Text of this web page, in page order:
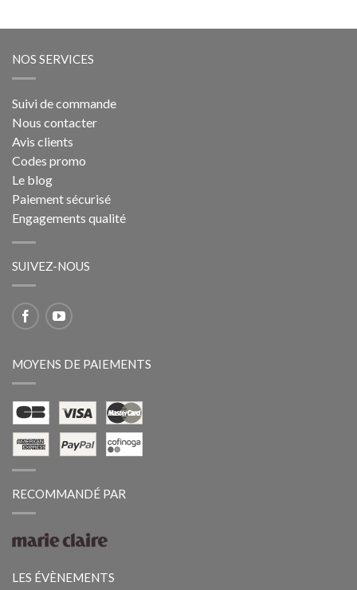
NOS SERVICES
Suivi de commande
Nous contacter
Avis clients
Codes promo
Le blog
Paiement sécurisé
Engagements qualité
SUIVEZ-NOUS
MOYENS DE PAIEMENTS
RECOMMANDÉ PAR
LES ÉVÈNEMENTS